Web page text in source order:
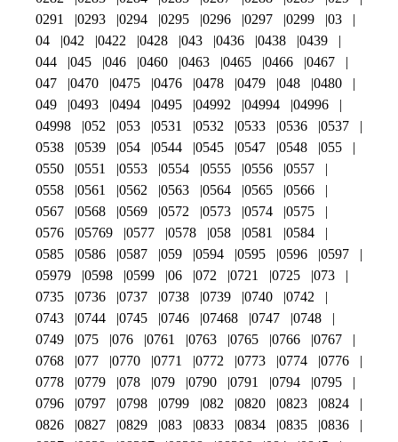
0291
0293 0294 0295 0296 0297 0299
03
04
042 0422 0428 043 0436 0438
0439
044
045 046 0460 0463 0465 0466
0467
047
0470 0475 0476 0478 0479 048
0480
049
0493 0494 0495 04992 04994
04996
04998
052 053 0531 0532 0533 0536
0537
0538
0539 054 0544 0545 0547 0548
055
0550
0551 0553 0554 0555 0556
0557
0558
0561 0562 0563 0564 0565
0566
0567
0568 0569 0572 0573 0574
0575
0576
05769 0577 0578 058 0581
0584
0585
0586 0587 059 0594 0595 0596
0597
05979
0598 0599 06 072 0721 0725
073
0735
0736 0737 0738 0739 0740
0742
0743
0744 0745 0746 07468 0747
0748
0749
075 076 0761 0763 0765 0766
0767
0768
077 0770 0771 0772 0773 0774
0776
0778
0779 078 079 0790 0791 0794
0795
0796
0797 0798 0799 082 0820 0823
0824
0826
0827 0829 083 0833 0834 0835
0836